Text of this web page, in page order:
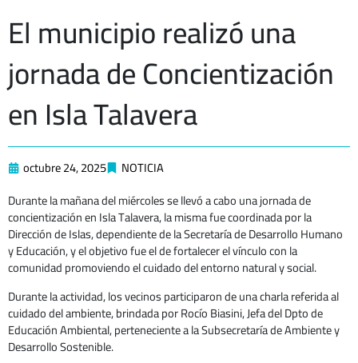
El municipio realizó una
jornada de Concientización
en Isla Talavera
octubre 24, 2025
NOTICIA
Durante la mañana del miércoles se llevó a cabo una jornada de
concientización en Isla Talavera, la misma fue coordinada por la
Dirección de Islas, dependiente de la Secretaría de Desarrollo Humano
y Educación, y el objetivo fue el de fortalecer el vínculo con la
comunidad promoviendo el cuidado del entorno natural y social.
Durante la actividad, los vecinos participaron de una charla referida al
cuidado del ambiente, brindada por Rocío Biasini, Jefa del Dpto de
Educación Ambiental, perteneciente a la Subsecretaría de Ambiente y
Desarrollo Sostenible.